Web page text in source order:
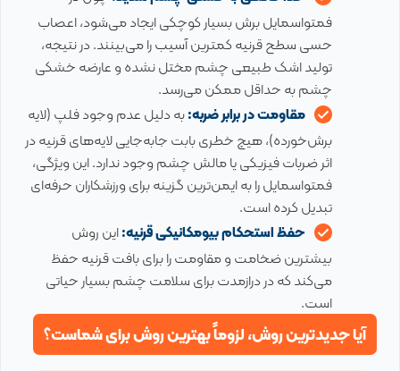
فمتواسمایل برش بسیار کوچکی ایجاد می‌شود، اعصاب
حسی سطح قرنیه کمترین آسیب را می‌بینند. در نتیجه،
تولید اشک طبیعی چشم مختل نشده و عارضه خشکی
چشم به حداقل ممکن می‌رسد.
مقاومت در برابر ضربه:به دلیل عدم وجود فلپ (لایه
برش‌خورده)، هیچ خطری بابت جابه‌جایی لایه‌های قرنیه در
اثر ضربات فیزیکی یا مالش چشم وجود ندارد. این ویژگی،
فمتواسمایل را به ایمن‌ترین گزینه برای ورزشکاران حرفه‌ای
تبدیل کرده است.
حفظ استحکام بیومکانیکی قرنیه:این روش
بیشترین ضخامت و مقاومت را برای بافت قرنیه حفظ
می‌کند که در درازمدت برای سلامت چشم بسیار حیاتی
است.
آیا جدیدترین روش، لزوماً بهترین روش برای شماست؟